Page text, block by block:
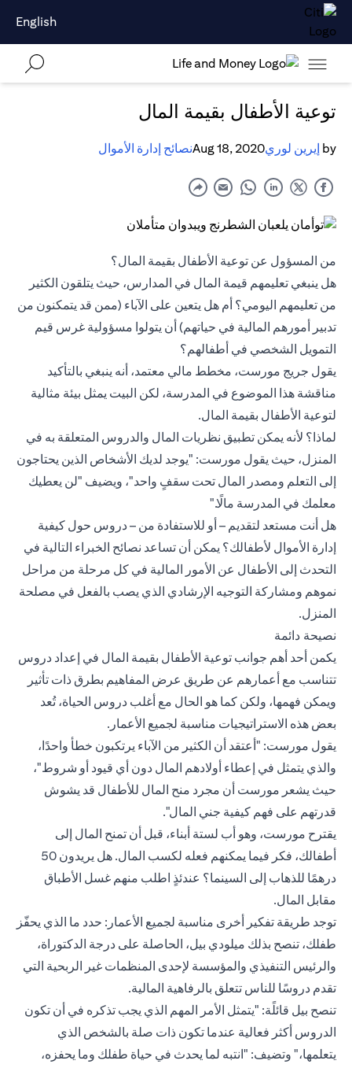
English
توعية الأطفال بقيمة المال
by إيرين لوريAug 18, 2020نصائح إدارة الأموال
من المسؤول عن توعية الأطفال بقيمة المال؟
هل ينبغي تعليمهم قيمة المال في المدارس، حيث يتلقون الكثير
من تعليمهم اليومي؟ أم هل يتعين على الآباء (ممن قد يتمكنون من
تدبير أمورهم المالية في حياتهم) أن يتولوا مسؤولية غرس قيم
التمويل الشخصي في أطفالهم؟
يقول جريج مورست، مخطط مالي معتمد، أنه ينبغي بالتأكيد
مناقشة هذا الموضوع في المدرسة، لكن البيت يمثل بيئة مثالية
لتوعية الأطفال بقيمة المال.
لماذا؟ لأنه يمكن تطبيق نظريات المال والدروس المتعلقة به في
المنزل، حيث يقول مورست: "يوجد لديك الأشخاص الذين يحتاجون
إلى التعلم ومصدر المال تحت سقفٍ واحد"، ويضيف "لن يعطيك
معلمك في المدرسة مالًا."
هل أنت مستعد لتقديم – أو للاستفادة من – دروس حول كيفية
إدارة الأموال لأطفالك؟ يمكن أن تساعد نصائح الخبراء التالية في
التحدث إلى الأطفال عن الأمور المالية في كل مرحلة من مراحل
نموهم ومشاركة التوجيه الإرشادي الذي يصب بالفعل في مصلحة
المنزل.
نصيحة دائمة
يكمن أحد أهم جوانب توعية الأطفال بقيمة المال في إعداد دروس
تتناسب مع أعمارهم عن طريق عرض المفاهيم بطرق ذات تأثير
ويمكن فهمها، ولكن كما هو الحال مع أغلب دروس الحياة، تُعد
بعض هذه الاستراتيجيات مناسبة لجميع الأعمار.
يقول مورست: "أعتقد أن الكثير من الآباء يرتكبون خطأ واحدًا،
والذي يتمثل في إعطاء أولادهم المال دون أي قيود أو شروط"،
حيث يشعر مورست أن مجرد منح المال للأطفال قد يشوش
قدرتهم على فهم كيفية جني المال".
يقترح مورست، وهو أب لستة أبناء، قبل أن تمنح المال إلى
أطفالك، فكر فيما يمكنهم فعله لكسب المال. هل يريدون 50
درهمًا للذهاب إلى السينما؟ عندئذٍ اطلب منهم غسل الأطباق
مقابل المال.
توجد طريقة تفكير أخرى مناسبة لجميع الأعمار: حدد ما الذي يحفّز
طفلك، تنصح بذلك ميلودي بيل، الحاصلة على درجة الدكتوراة،
والرئيس التنفيذي والمؤسسة لإحدى المنظمات غير الربحية التي
تقدم دروسًا للناس تتعلق بالرفاهية المالية.
تنصح بيل قائلًة: "يتمثل الأمر المهم الذي يجب تذكره في أن تكون
الدروس أكثر فعالية عندما تكون ذات صلة بالشخص الذي
يتعلمها،" وتضيف: "انتبه لما يحدث في حياة طفلك وما يحفزه،